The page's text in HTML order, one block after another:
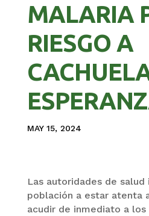
MALARIA
RIESGO A
MAY 15, 2024
Las autoridades de salud
población a estar atenta
acudir de inmediato a